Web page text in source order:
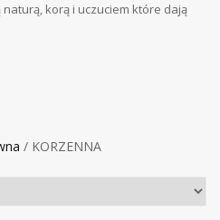
korą i uczuciem które dają
/ KORZENNA